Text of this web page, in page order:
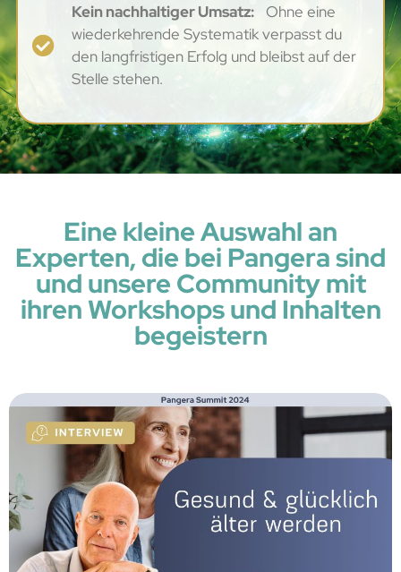
Kein nachhaltiger Umsatz: Ohne eine
wiederkehrende Systematik verpasst du
den langfristigen Erfolg und bleibst auf der
Stelle stehen.
Eine kleine Auswahl an
Experten, die bei Pangera sind
und unsere Community mit
ihren Workshops und Inhalten
begeistern